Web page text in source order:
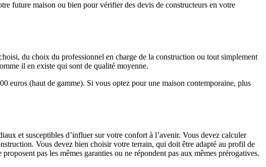
future maison ou bien pour vérifier des devis de constructeurs en votre
du choix du professionnel en charge de la construction ou tout simplement
il en existe qui sont de qualité moyenne.
euros (haut de gamme). Si vous optez pour une maison contemporaine, plus
et susceptibles d’influer sur votre confort à l’avenir. Vous devez calculer
Vous devez bien choisir votre terrain, qui doit être adapté au profil de
pas les mêmes garanties ou ne répondent pas aux mêmes prérogatives.